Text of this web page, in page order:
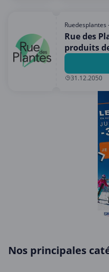
Rue des
produits
premier
31.12.2050
Nos principales